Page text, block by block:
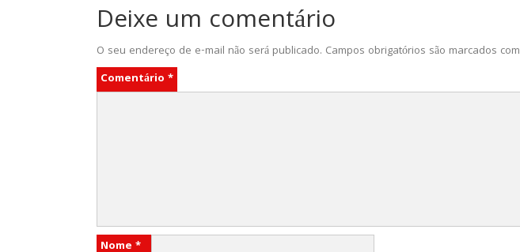
Deixe um comentário
O seu endereço de e-mail não será publicado. Campos obrigatórios são marcados com
Comentário *
Nome *